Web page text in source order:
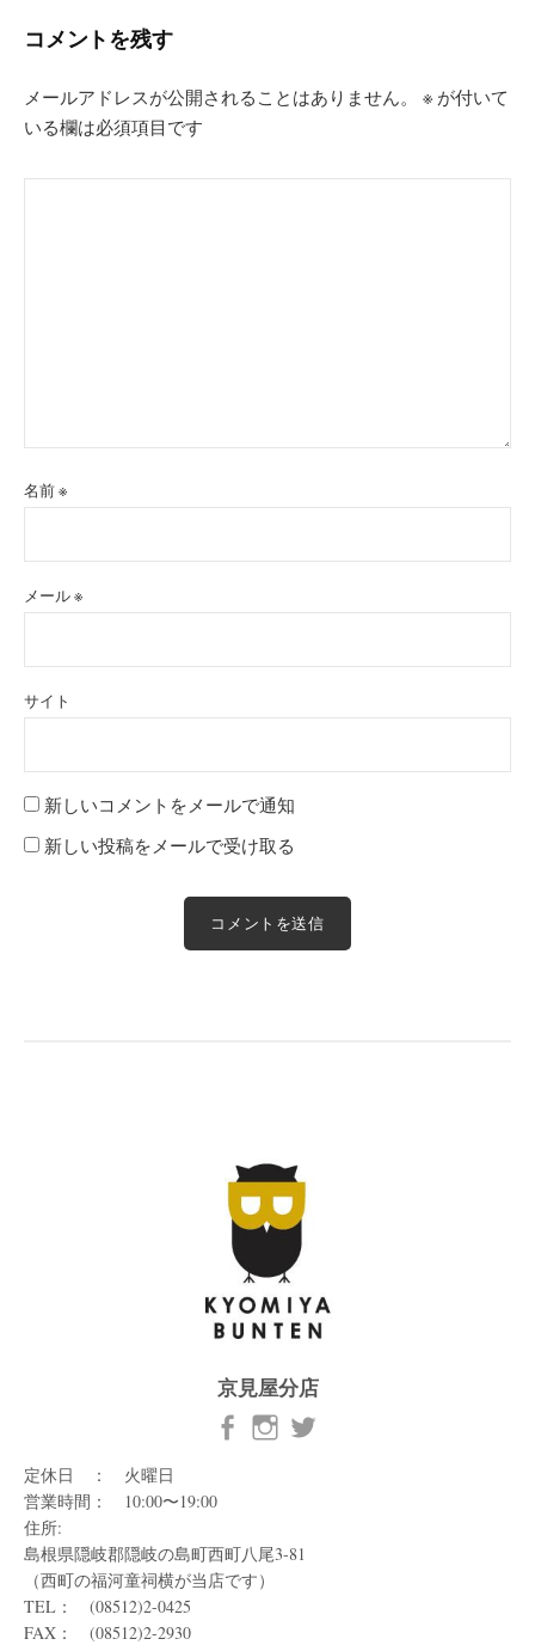
ョ
コメントを残す
メールアドレスが公開されることはありません。 ※ が付いて
いる欄は必須項目です
名前※
メール※
サイト
新しいコメントをメールで通知
新しい投稿をメールで受け取る
京見屋分店
定休日 ： 火曜日
営業時間： 10:00〜19:00
住所:
島根県隠岐郡隠岐の島町西町八尾3-81
（西町の福河童祠横が当店です）
TEL： (08512)2-0425
FAX： (08512)2-2930